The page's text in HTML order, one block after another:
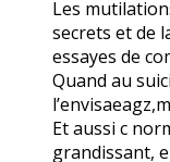
Les
secrets et de
essayes de
Quand au
Et aussi c
grandissant,